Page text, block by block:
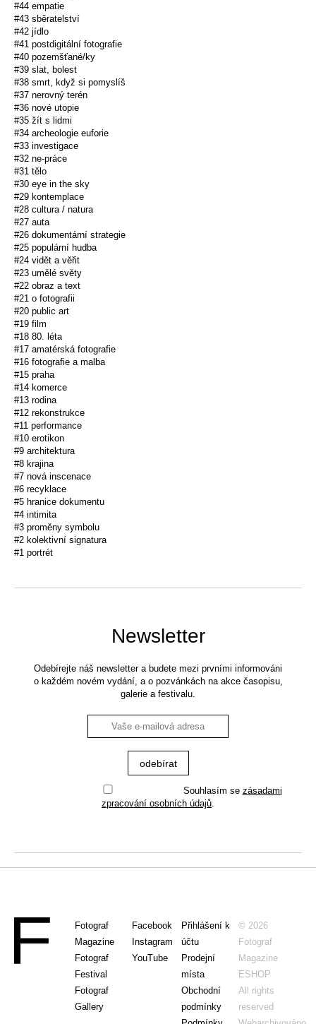
#44 empatie
#43 sběratelství
#42 jídlo
#41 postdigitální fotografie
#40 pozemšťané/ky
#39 slat, bolest
#38 smrt, když si pomyslíš
#37 nerovný terén
#36 nové utopie
#35 žít s lidmi
#34 archeologie euforie
#33 investigace
#32 ne-práce
#31 tělo
#30 eye in the sky
#29 kontemplace
#28 cultura / natura
#27 auta
#26 dokumentární strategie
#25 populární hudba
#24 vidět a věřit
#23 umělé světy
#22 obraz a text
#21 o fotografii
#20 public art
#19 film
#18 80. léta
#17 amatérská fotografie
#16 fotografie a malba
#15 praha
#14 komerce
#13 rodina
#12 rekonstrukce
#11 performance
#10 erotikon
#9 architektura
#8 krajina
#7 nová inscenace
#6 recyklace
#5 hranice dokumentu
#4 intimita
#3 proměny symbolu
#2 kolektivní signatura
#1 portrét
Newsletter
Odebírejte náš newsletter a budete mezi prvními informováni
o každém novém vydání, a o pozvánkách na akce časopisu,
galerie a festivalu.
Souhlasím se zásadami
zpracování osobních údajů.
Fotograf
Magazine
Fotograf
Festival
Fotograf
Gallery
Facebook
Instagram
YouTube
Přihlášení k
účtu
Prodejní
místa
Obchodní
podmínky
© 2026
Fotograf
Magazine
ESHOP
All rights
reserved